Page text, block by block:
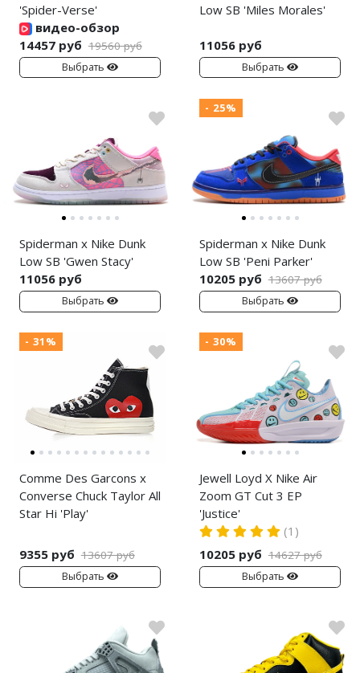
'Spider-Verse'
видео-обзор
14457 руб 19560 руб
Выбрать
Low SB 'Miles Morales'
11056 руб
Выбрать
Spiderman x Nike Dunk
Low SB 'Gwen Stacy'
11056 руб
Выбрать
- 25%
Spiderman x Nike Dunk
Low SB 'Peni Parker'
10205 руб 13607 руб
Выбрать
- 31%
Comme Des Garcons x
Converse Chuck Taylor All
Star Hi 'Play'
9355 руб 13607 руб
Выбрать
- 30%
Jewell Loyd X Nike Air
Zoom GT Cut 3 EP
'Justice'
(1)
10205 руб 14627 руб
Выбрать